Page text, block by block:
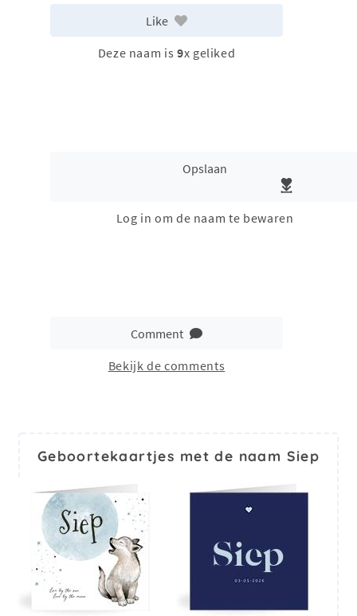
Like
Deze naam is 9x geliked
Opslaan
Log in om de naam te bewaren
Comment
Bekijk de comments
Geboortekaartjes met de naam Siep